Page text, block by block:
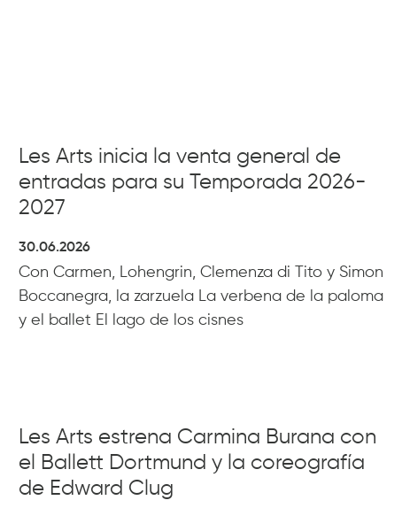
Les Arts inicia la venta general de
entradas para su Temporada 2026-
2027
30.06.2026
Con Carmen, Lohengrin, Clemenza di Tito y Simon
Boccanegra, la zarzuela La verbena de la paloma
y el ballet El lago de los cisnes
Les Arts estrena Carmina Burana con
el Ballett Dortmund y la coreografía
de Edward Clug